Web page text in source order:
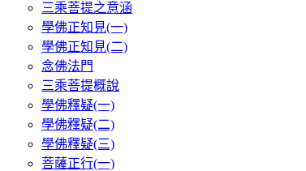
三乘菩提之意涵
學佛正知見(一)
學佛正知見(二)
念佛法門
三乘菩提概說
學佛釋疑(一)
學佛釋疑(二)
學佛釋疑(三)
菩薩正行(一)